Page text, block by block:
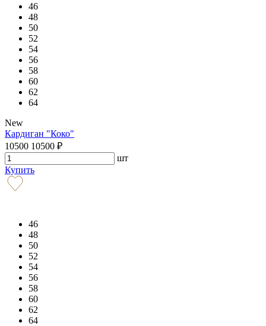
46
48
50
52
54
56
58
60
62
64
New
Кардиган "Коко"
10500 10500 ₽
шт
Купить
46
48
50
52
54
56
58
60
62
64